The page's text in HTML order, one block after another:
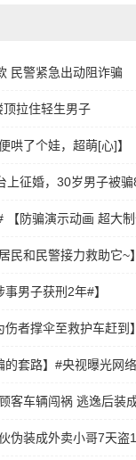
民警紧急出动阻诈骗
拉住轻生男子
哄了个娃，超萌[心]】
上征婚，30岁男子被
【防骗演示动画 超大
民和民警接力救助它~】
事男子获刑2年#】
伤者撑伞至救护车赶到】
的套路】#央视曝光网
客车辆闯祸 逃逸后装
伪装成外卖小哥7天盗